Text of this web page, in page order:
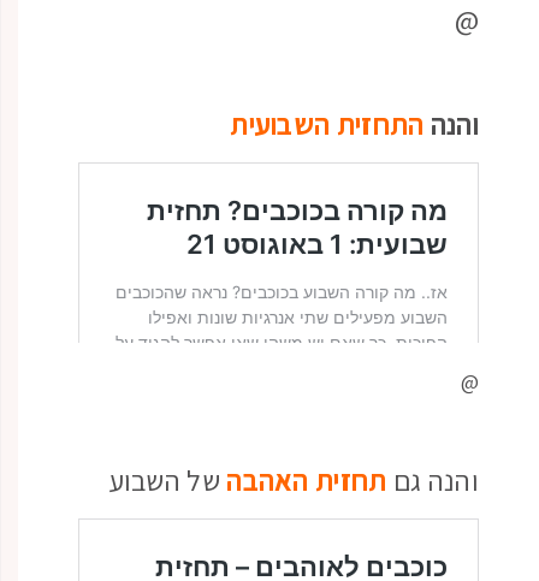
@
והנה התחזית השבועית
@
והנה גם תחזית האהבה של השבוע